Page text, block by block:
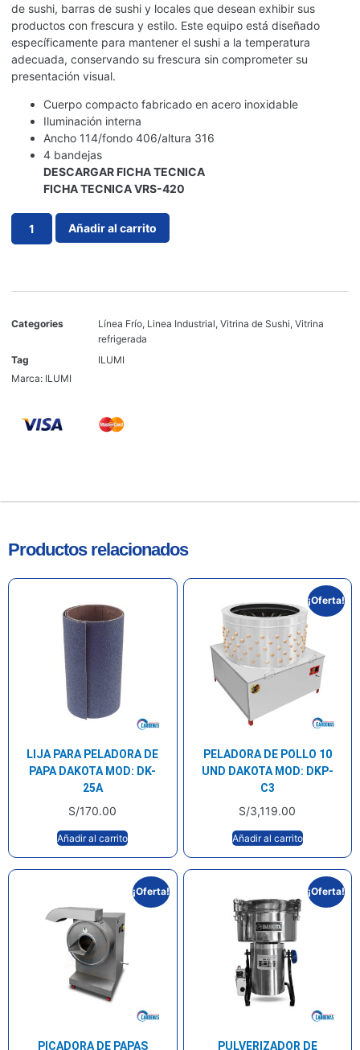
de sushi, barras de sushi y locales que desean exhibir sus
productos con frescura y estilo. Este equipo está diseñado
específicamente para mantener el sushi a la temperatura
adecuada, conservando su frescura sin comprometer su
presentación visual.
Cuerpo compacto fabricado en acero inoxidable
Iluminación interna
Ancho 114/fondo 406/altura 316
4 bandejas
DESCARGAR FICHA TECNICA
FICHA TECNICA VRS-420
Añadir al carrito
Categories Línea Frío, Linea Industrial, Vitrina de Sushi, Vitrina
refrigerada
Tag
ILUMI
Marca: ILUMI
Productos relacionados
LIJA PARA PELADORA DE
PAPA DAKOTA MOD: DK-
25A
S/170.00
Añadir al carrito
¡Oferta!
PELADORA DE POLLO 10
UND DAKOTA MOD: DKP-
C3
S/3,119.00
Añadir al carrito
¡Oferta!
PICADORA DE PAPAS
¡Oferta!
PULVERIZADOR DE